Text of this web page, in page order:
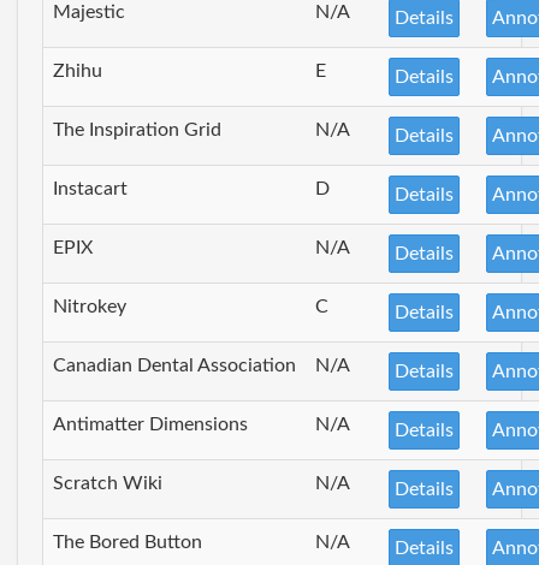
Majestic N/A Details
Zhihu E Details
The Inspiration Grid N/A Details
Instacart D Details
EPIX N/A Details
Nitrokey C Details
Canadian Dental Association N/A Details
Antimatter Dimensions N/A Details
Scratch Wiki N/A Details
The Bored Button N/A Details